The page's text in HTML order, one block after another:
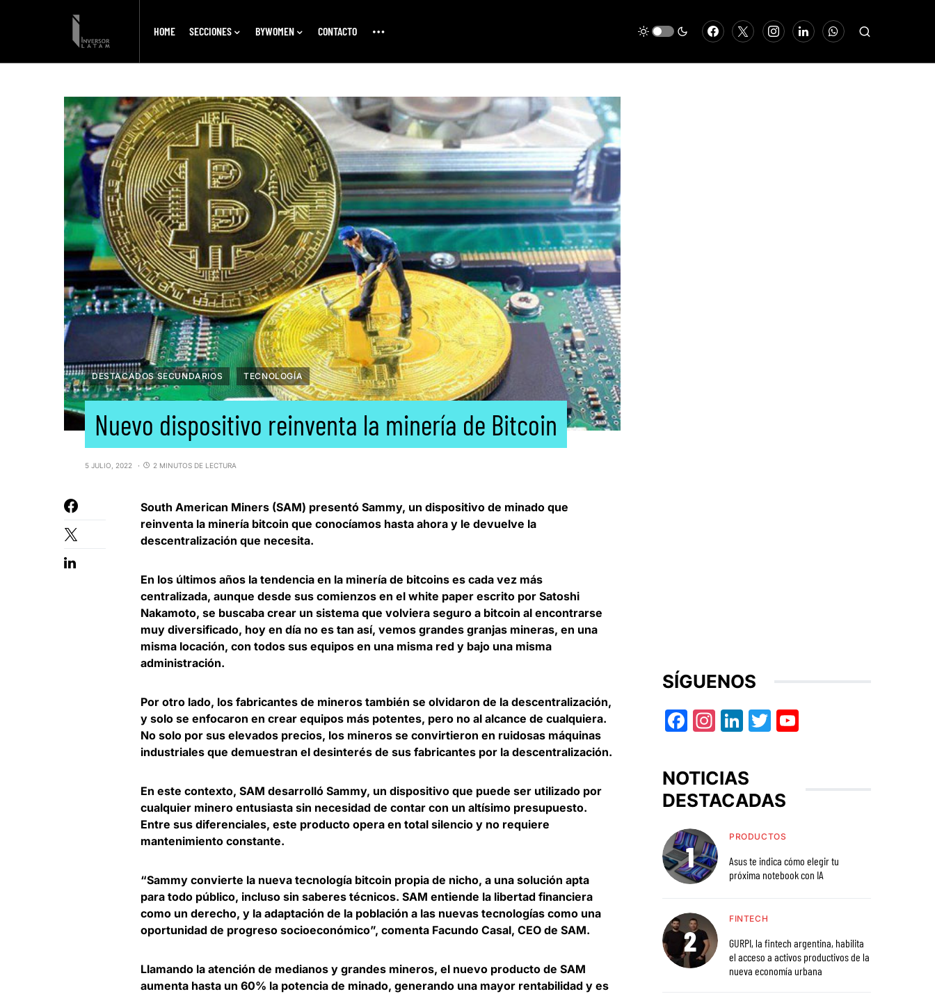
HOME SECCIONES BYWOMEN CONTACTO
DESTACADOS SECUNDARIOS TECNOLOGÍA
Nuevo dispositivo reinventa la minería de Bitcoin
5 JULIO, 2022 2 MINUTOS DE LECTURA
South American Miners (SAM) presentó Sammy, un dispositivo de minado que
reinventa la minería bitcoin que conocíamos hasta ahora y le devuelve la
descentralización que necesita.
En los últimos años la tendencia en la minería de bitcoins es cada vez más
centralizada, aunque desde sus comienzos en el white paper escrito por Satoshi
Nakamoto, se buscaba crear un sistema que volviera seguro a bitcoin al encontrarse
muy diversificado, hoy en día no es tan así, vemos grandes granjas mineras, en una
misma locación, con todos sus equipos en una misma red y bajo una misma
administración.
Por otro lado, los fabricantes de mineros también se olvidaron de la descentralización,
y solo se enfocaron en crear equipos más potentes, pero no al alcance de cualquiera.
No solo por sus elevados precios, los mineros se convirtieron en ruidosas máquinas
industriales que demuestran el desinterés de sus fabricantes por la descentralización.
En este contexto, SAM desarrolló Sammy, un dispositivo que puede ser utilizado por
cualquier minero entusiasta sin necesidad de contar con un altísimo presupuesto.
Entre sus diferenciales, este producto opera en total silencio y no requiere
mantenimiento constante.
“Sammy convierte la nueva tecnología bitcoin propia de nicho, a una solución apta
para todo público, incluso sin saberes técnicos. SAM entiende la libertad financiera
como un derecho, y la adaptación de la población a las nuevas tecnologías como una
oportunidad de progreso socioeconómico”, comenta Facundo Casal, CEO de SAM.
Llamando la atención de medianos y grandes mineros, el nuevo producto de SAM
aumenta hasta un 60% la potencia de minado, generando una mayor rentabilidad y es
SÍGUENOS
Facebook
Instagram
LinkedIn
Twitter
NOTICIAS
DESTACADAS
PRODUCTOS
Asus te indica cómo elegir tu
próxima notebook con IA
FINTECH
GURPI, la fintech argentina, habilita
el acceso a activos productivos de la
nueva economía urbana